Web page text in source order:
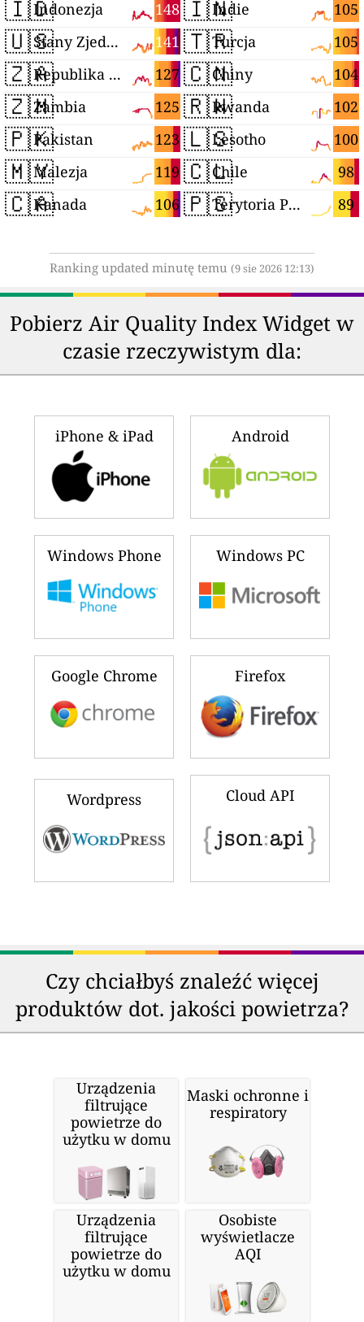
🇮🇩 148
Indonezja
🇺🇸 141
Stany Zjednoczone
🇿🇦 127
Republika Południowej Afryki
🇿🇲 125
Zambia
🇵🇰 123
Pakistan
🇲🇾 119
Malezja
🇨🇦 106
Kanada
🇮🇳 105
Indie
🇹🇷 105
Turcja
🇨🇳 104
Chiny
🇷🇼 102
Rwanda
🇱🇸 100
Lesotho
🇨🇱 98
Chile
🇵🇸 89
Terytoria Palestyńskie
Ranking updated minutę temu (9 sie 2026 12:13)
Pobierz Air Quality Index Widget w
czasie rzeczywistym dla:
iPhone & iPad Android
Windows Phone Windows PC
Google Chrome Firefox
Wordpress Cloud API
Czy chciałbyś znaleźć więcej
produktów dot. jakości powietrza?
Urządzenia
filtrujące
powietrze do
użytku w domu
Maski ochronne i
respiratory
Urządzenia
filtrujące
powietrze do
użytku w domu
Osobiste
wyświetlacze
AQI